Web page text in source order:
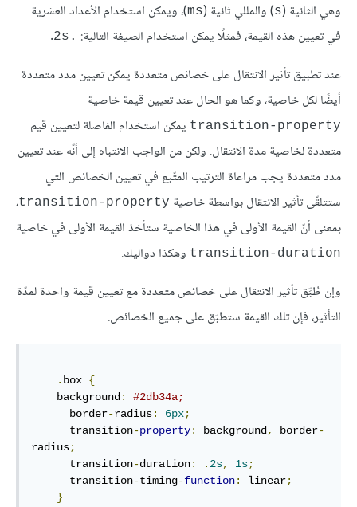
وهي الثانية (s) والمللي ثانية (ms)، ويمكن استخدام الأعداد العشرية
في تعيين هذه القيمة، فمثلًا يمكن استخدام الصيغة التالية: .2s
.
عند تطبيق تأثير الانتقال على خصائص متعددة يمكن تعيين مدد متعددة
أيضًا لكل خاصية، وكما هو الحال عند تعيين قيمة خاصية
transition-property يمكن استخدام الفاصلة لتعيين قيم
متعددة لخاصية مدة الانتقال. ولكن من الواجب الانتباه إلى أنّه عند تعيين
مدد متعددة يجب مراعاة الترتيب المتّبع في تعيين الخصائص التي
ستتلقّى تأثير الانتقال بواسطة خاصية transition-property،
بمعنى أنّ القيمة الأولى في هذا الخاصية ستأخذ القيمة الأولى في خاصية
transition-duration وهكذا دواليك.
وإن طُبِّق تأثير الانتقال على خصائص متعددة مع تعيين قيمة واحدة لمدّة
التأثير، فإن تلك القيمة ستطبّق على جميع الخصائص.
. box {
background: #2db34a;
border-radius: 6px;
transition-property: background, border-
radius;
transition-duration: . 2s, 1s;
transition-timing-function: linear;
}